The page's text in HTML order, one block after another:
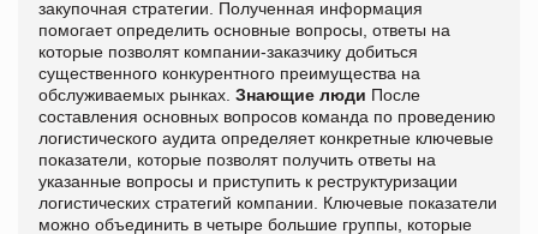
закупочная стратегии. Полученная информация
помогает определить основные вопросы, ответы на
которые позволят компании-заказчику добиться
существенного конкурентного преимущества на
обслуживаемых рынках. Знающие люди После
составления основных вопросов команда по проведению
логистического аудита определяет конкретные ключевые
показатели, которые позволят получить ответы на
указанные вопросы и приступить к реструктуризации
логистических стратегий компании. Ключевые показатели
можно объединить в четыре большие группы, которые